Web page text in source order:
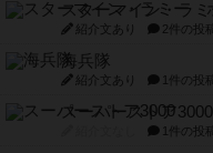
スターマイン・ラ
紹介文あり 2件の投稿
海兵隊
紹介文あり 1件の投稿
スーパーストア3000
1件の投稿